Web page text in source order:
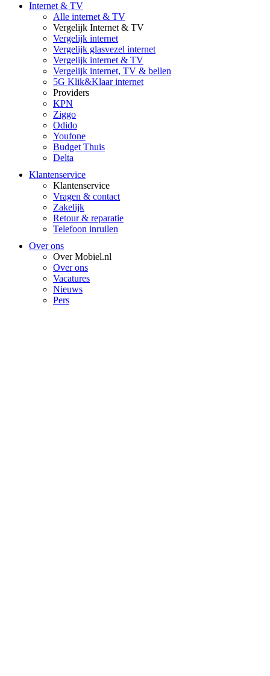
Internet & TV
Alle internet & TV
Vergelijk Internet & TV
Vergelijk internet
Vergelijk glasvezel internet
Vergelijk internet & TV
Vergelijk internet, TV & bellen
5G Klik&Klaar internet
Providers
KPN
Ziggo
Odido
Youfone
Budget Thuis
Delta
Klantenservice
Klantenservice
Vragen & contact
Zakelijk
Retour & reparatie
Telefoon inruilen
Over ons
Over Mobiel.nl
Over ons
Vacatures
Nieuws
Pers